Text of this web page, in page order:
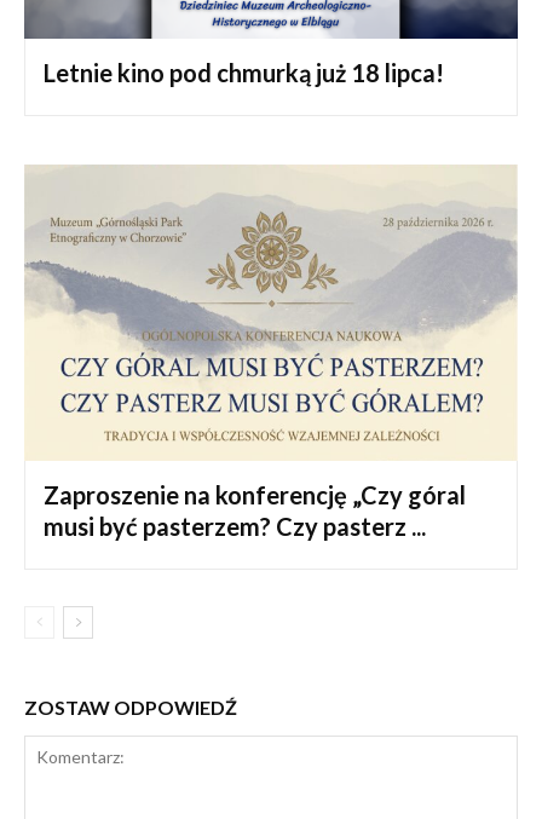
Letnie kino pod chmurką już 18 lipca!
Zaproszenie na konferencję „Czy góral
musi być pasterzem? Czy pasterz ...
ZOSTAW ODPOWIEDŹ